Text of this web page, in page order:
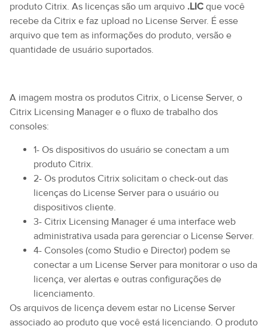
produto Citrix. As licenças são um arquivo .LIC que você
recebe da Citrix e faz upload no License Server. É esse
arquivo que tem as informações do produto, versão e
quantidade de usuário suportados.
A imagem mostra os produtos Citrix, o License Server, o
Citrix Licensing Manager e o fluxo de trabalho dos
consoles:
1- Os dispositivos do usuário se conectam a um
produto Citrix.
2- Os produtos Citrix solicitam o check-out das
licenças do License Server para o usuário ou
dispositivos cliente.
3- Citrix Licensing Manager é uma interface web
administrativa usada para gerenciar o License Server.
4- Consoles (como Studio e Director) podem se
conectar a um License Server para monitorar o uso da
licença, ver alertas e outras configurações de
licenciamento.
Os arquivos de licença devem estar no License Server
associado ao produto que você está licenciando. O produto